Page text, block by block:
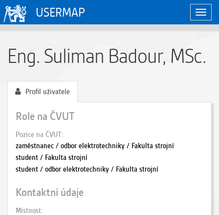
USERMAP
Eng. Suliman Badour, MSc.
Profil uživatele
Role na ČVUT
Pozice na ČVUT
zaměstnanec / odbor elektrotechniky / Fakulta strojní
student / Fakulta strojní
student / odbor elektrotechniky / Fakulta strojní
Kontaktní údaje
Místnost